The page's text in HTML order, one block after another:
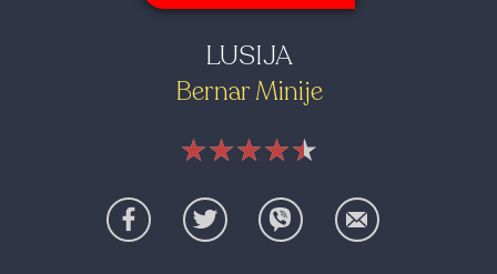
LUSIJA
Bernar Minije
★★★★★
★★★★★
★★★★★